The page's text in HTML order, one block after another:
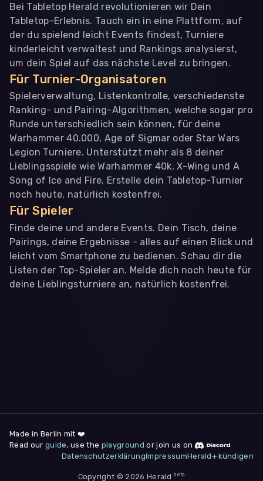
Bei Tabletop Herald revolutionieren wir Dein
Tabletop-Erlebnis. Tauch ein in eine Plattform, auf
der du spielend leicht Events findest, Turniere
kinderleicht verwaltest und Rankings analysierst,
um dein Spiel auf das nächste Level zu bringen.
Für Turnier-Organisatoren
Spielerverwaltung, Listenkontrolle, verschiedenste
Ranking- und Pairing-Algorithmen, welche sogar pro
Runde unterschiedlich sein können, für deine
Warhammer 40.000, Age of Sigmar oder Star Wars
Legion Turniere. Unterstützt mehr als 8 deiner
Lieblingsspiele wie Warhammer 40k, X-Wing und A
Song of Ice and Fire. Erstelle dein Tabletop-Turnier
noch heute, natürlich kostenfrei.
Für Spieler
Finde deine und andere Events. Dein Tisch, deine
Pairings, deine Ergebnisse - alles auf einen Blick und
leicht vom Smartphone zu bedienen. Schau dir die
Listen der Top-Spieler an. Melde dich noch heute für
deine Lieblingsturniere an, natürlich kostenfrei.
deine Zustimmung jederzeit unter "
am Seitenende widerrufen.
Nur notwendige
Made in Berlin mit ❤️
Read our guide , use the playground or join us on
DatenschutzerklärungImpressumHerald+ kündigen
Copyright © 2026 Herald beta